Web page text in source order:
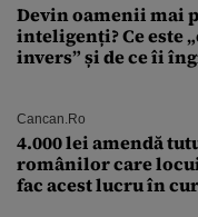
Devin oamenii mai
inteligenți? Ce este
invers” și de ce îi
Cancan.ro
4.000 lei amendă
românilor care
fac acest lucru în